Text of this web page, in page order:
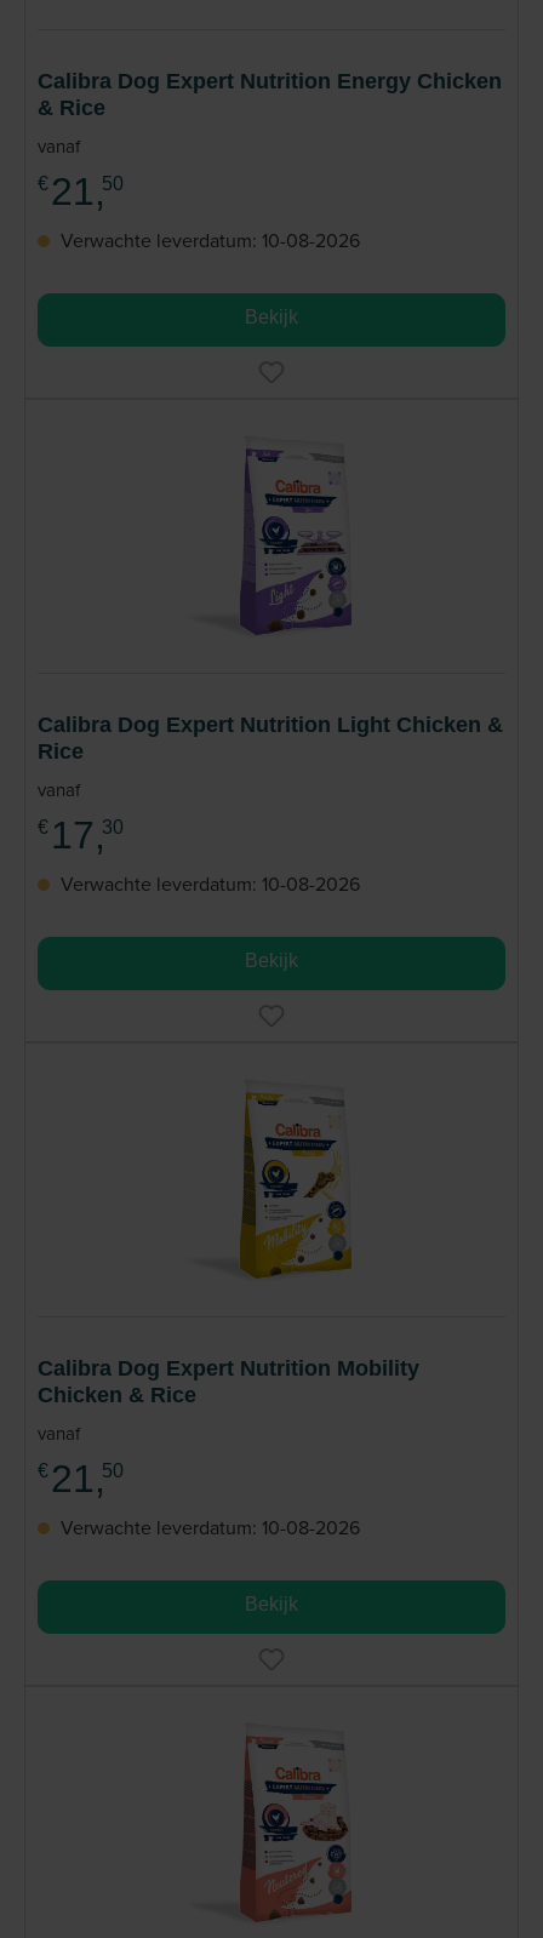
Calibra Dog Expert Nutrition Energy Chicken
& Rice
vanaf
€ 21,50
Verwachte leverdatum: 10-08-2026
Bekijk
Calibra Dog Expert Nutrition Light Chicken &
Rice
vanaf
€ 17,30
Verwachte leverdatum: 10-08-2026
Bekijk
Calibra Dog Expert Nutrition Mobility
Chicken & Rice
vanaf
€ 21,50
Verwachte leverdatum: 10-08-2026
Bekijk